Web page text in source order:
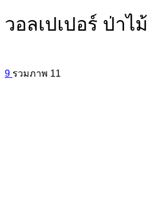
วอลเปเปอร์ ป่าไม้
9 รวมภาพ 11